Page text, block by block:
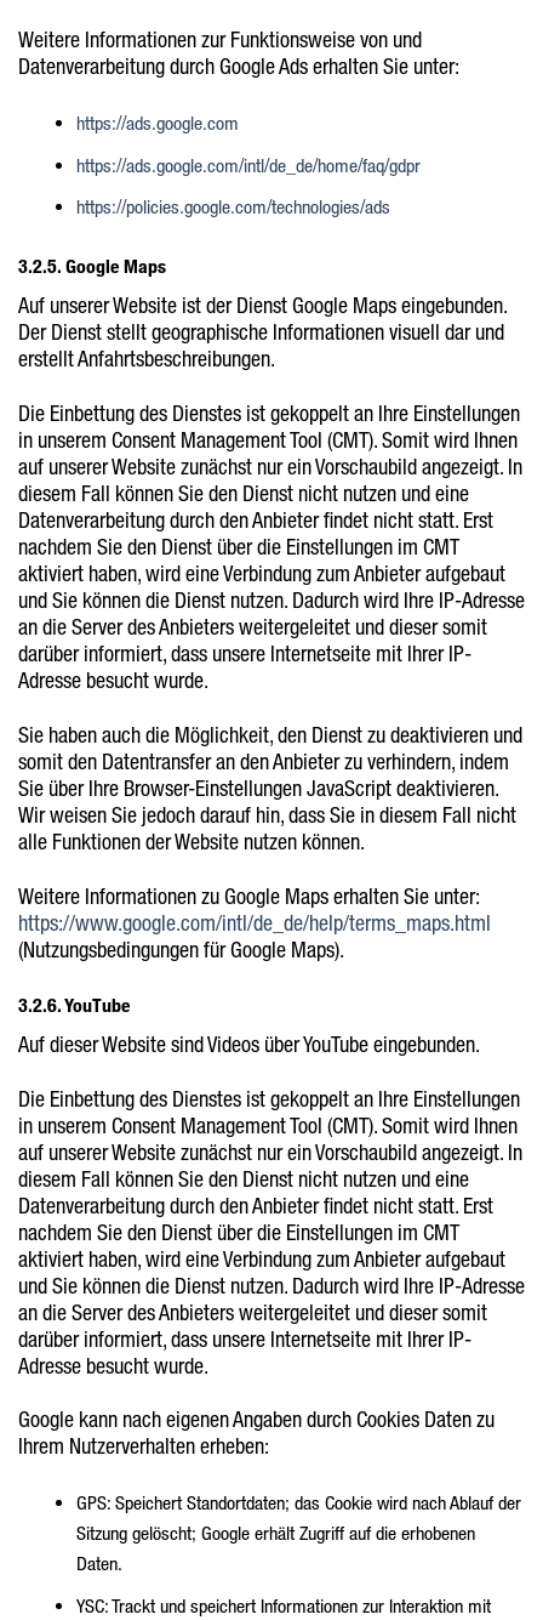
Weitere Informationen zur Funktionsweise von und
Datenverarbeitung durch Google Ads erhalten Sie unter:
https://ads.google.com
https://ads.google.com/intl/de_de/home/faq/gdpr
https://policies.google.com/technologies/ads
3.2.5. Google Maps
Auf unserer Website ist der Dienst Google Maps eingebunden.
Der Dienst stellt geographische Informationen visuell dar und
erstellt Anfahrtsbeschreibungen.
Die Einbettung des Dienstes ist gekoppelt an Ihre Einstellungen
in unserem Consent Management Tool (CMT). Somit wird Ihnen
auf unserer Website zunächst nur ein Vorschaubild angezeigt. In
diesem Fall können Sie den Dienst nicht nutzen und eine
Datenverarbeitung durch den Anbieter findet nicht statt. Erst
nachdem Sie den Dienst über die Einstellungen im CMT
aktiviert haben, wird eine Verbindung zum Anbieter aufgebaut
und Sie können die Dienst nutzen. Dadurch wird Ihre IP-Adresse
an die Server des Anbieters weitergeleitet und dieser somit
darüber informiert, dass unsere Internetseite mit Ihrer IP-
Adresse besucht wurde.
Sie haben auch die Möglichkeit, den Dienst zu deaktivieren und
somit den Datentransfer an den Anbieter zu verhindern, indem
Sie über Ihre Browser-Einstellungen JavaScript deaktivieren.
Wir weisen Sie jedoch darauf hin, dass Sie in diesem Fall nicht
alle Funktionen der Website nutzen können.
Weitere Informationen zu Google Maps erhalten Sie unter:
https://www.google.com/intl/de_de/help/terms_maps.html
(Nutzungsbedingungen für Google Maps).
3.2.6. YouTube
Auf dieser Website sind Videos über YouTube eingebunden.
Die Einbettung des Dienstes ist gekoppelt an Ihre Einstellungen
in unserem Consent Management Tool (CMT). Somit wird Ihnen
auf unserer Website zunächst nur ein Vorschaubild angezeigt. In
diesem Fall können Sie den Dienst nicht nutzen und eine
Datenverarbeitung durch den Anbieter findet nicht statt. Erst
nachdem Sie den Dienst über die Einstellungen im CMT
aktiviert haben, wird eine Verbindung zum Anbieter aufgebaut
und Sie können die Dienst nutzen. Dadurch wird Ihre IP-Adresse
an die Server des Anbieters weitergeleitet und dieser somit
darüber informiert, dass unsere Internetseite mit Ihrer IP-
Adresse besucht wurde.
Google kann nach eigenen Angaben durch Cookies Daten zu
Ihrem Nutzerverhalten erheben:
GPS: Speichert Standortdaten; das Cookie wird nach Ablauf der
Sitzung gelöscht; Google erhält Zugriff auf die erhobenen
Daten.
YSC: Trackt und speichert Informationen zur Interaktion mit